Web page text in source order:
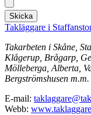
Skicka
Takläggare i
Takarbeten i Skåne,
Klågerup, Brågarp,
Mölleberga, Alberta,
Bergströmshusen m.m.
E-mail:
Webb: